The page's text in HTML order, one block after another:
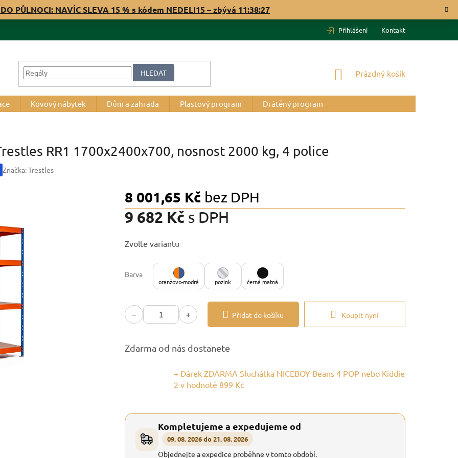
DO PŮLNOCI: NAVÍC SLEVA 15 % s kódem NEDELI15 – zbývá 11:38:26
Přihlášení Kontakt
HLEDAT
NÁKUPNÍ
Prázdný košík
Kovový nábytek Dům a zahrada Plastový program Drátěný program
RR1 1700x2400x700, nosnost 2000 kg, 4 police
Značka:Trestles
8 001,65 Kč bez DPH
9 682 Kč s DPH
cena:
Zvolte variantu
Barva
oranžovo-modrá pozink černá matná
− + Přidat do košíku Koupit nyní
Zdarma od nás dostanete
+ Dárek ZDARMA Sluchátka NICEBOY Beans 4 POP nebo Kiddie
2 v hodnotě 899 Kč
Kompletujeme a expedujeme od
09. 08. 2026 do 21. 08. 2026
Objednejte a expedice proběhne v tomto období.